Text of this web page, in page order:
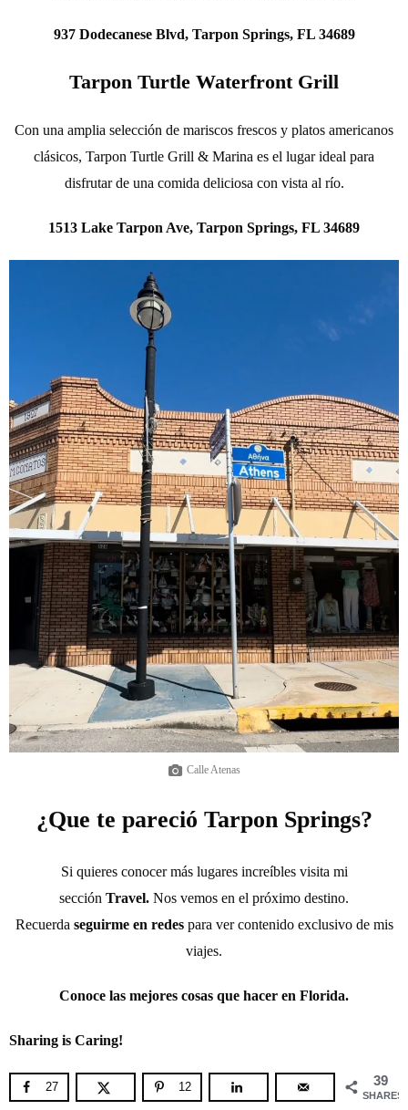
937 Dodecanese Blvd, Tarpon Springs, FL 34689
Tarpon Turtle Waterfront Grill
Con una amplia selección de mariscos frescos y platos americanos
clásicos, Tarpon Turtle Grill & Marina es el lugar ideal para
disfrutar de una comida deliciosa con vista al río.
1513 Lake Tarpon Ave, Tarpon Springs, FL 34689
Calle Atenas
¿Que te pareció Tarpon Springs?
Si quieres conocer más lugares increíbles visita mi
sección Travel. Nos vemos en el próximo destino.
Recuerda seguirme en redespara ver contenido exclusivo de mis
viajes.
Conoce las mejores cosas que hacer en Florida.
Sharing is Caring!
39
SHARES
27 12